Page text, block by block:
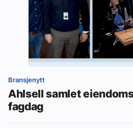
Bransjenytt
Ahlsell samlet
fagdag